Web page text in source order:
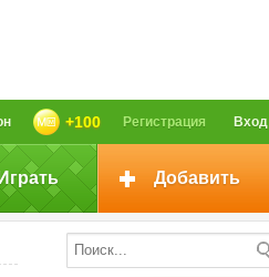
Вход
Регистрация
+100
Добавить